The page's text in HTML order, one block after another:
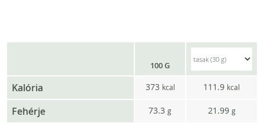
100 G
Kalória 373 kcal 111.9 kcal
Fehérje 73.3 g 21.99 g